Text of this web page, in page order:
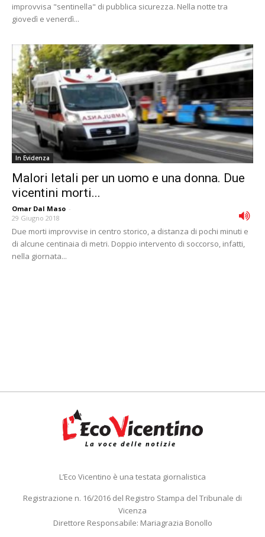
improvvisa "sentinella" di pubblica sicurezza. Nella notte tra
giovedì e venerdì...
In Evidenza
Malori letali per un uomo e una donna. Due
vicentini morti...
Omar Dal Maso -
29 Giugno 2018
Due morti improvvise in centro storico, a distanza di pochi minuti e
di alcune centinaia di metri. Doppio intervento di soccorso, infatti,
nella giornata...
L’Eco Vicentino è una testata giornalistica
Registrazione n. 16/2016 del Registro Stampa del Tribunale di
Vicenza
Direttore Responsabile: Mariagrazia Bonollo